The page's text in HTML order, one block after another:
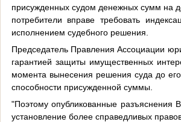
присужденных судом денежных сумм на
потребители вправе требовать
исполнением судебного решения.
Председатель Правления Ассоциации
гарантией защиты имущественных
момента вынесения решения суда до
способности присужденной суммы.
"Поэтому опубликованные разъяснения
установление более справедливых